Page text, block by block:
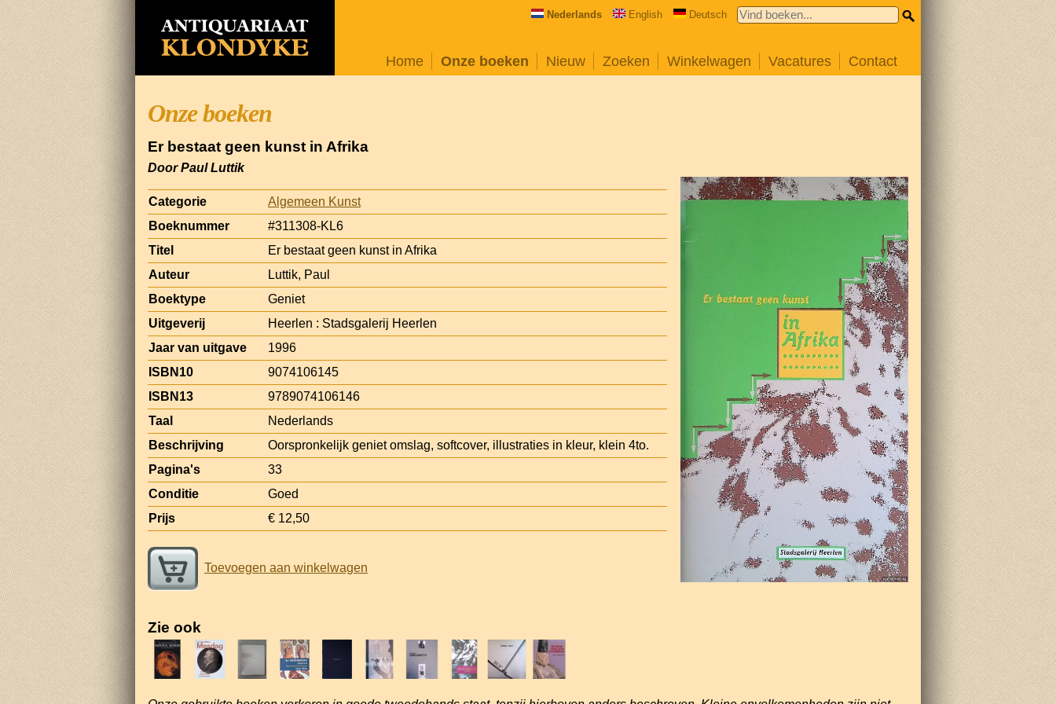
Nederlands English Deutsch
Home Onze boeken Nieuw Zoeken Winkelwagen Vacatures Contact
Onze boeken
Er bestaat geen kunst in Afrika
Door Paul Luttik
Categorie
Algemeen Kunst
Boeknummer
#311308-KL6
Titel
Er bestaat geen kunst in Afrika
Auteur
Luttik, Paul
Boektype
Geniet
Uitgeverij
Heerlen : Stadsgalerij Heerlen
Jaar van uitgave
1996
ISBN10
9074106145
ISBN13
9789074106146
Taal
Nederlands
Beschrijving
Oorspronkelijk geniet omslag, softcover, illustraties in kleur, klein 4to.
Pagina's
33
Conditie
Goed
Prijs
€ 12,50
Toevoegen aan winkelwagen
Zie ook